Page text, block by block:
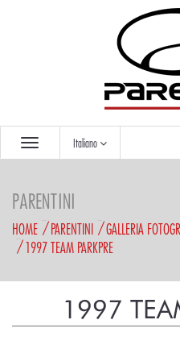
Italiano
PARENTINI
HOME PARENTINI GALLERIA
1997 TEAM PARKPRE
1997